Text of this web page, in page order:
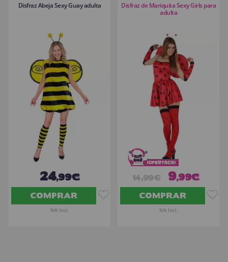
Disfraz Abeja Sexy Guay adulta
24,99€
COMPRAR
IVA Incl.
Disfraz de Mariquita Sexy Girls para
adulta
14,99€ 9,99€
COMPRAR
IVA Incl.